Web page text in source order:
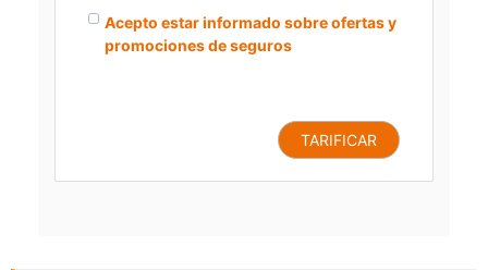
Acepto estar informado sobre ofertas y
promociones de seguros
TARIFICAR